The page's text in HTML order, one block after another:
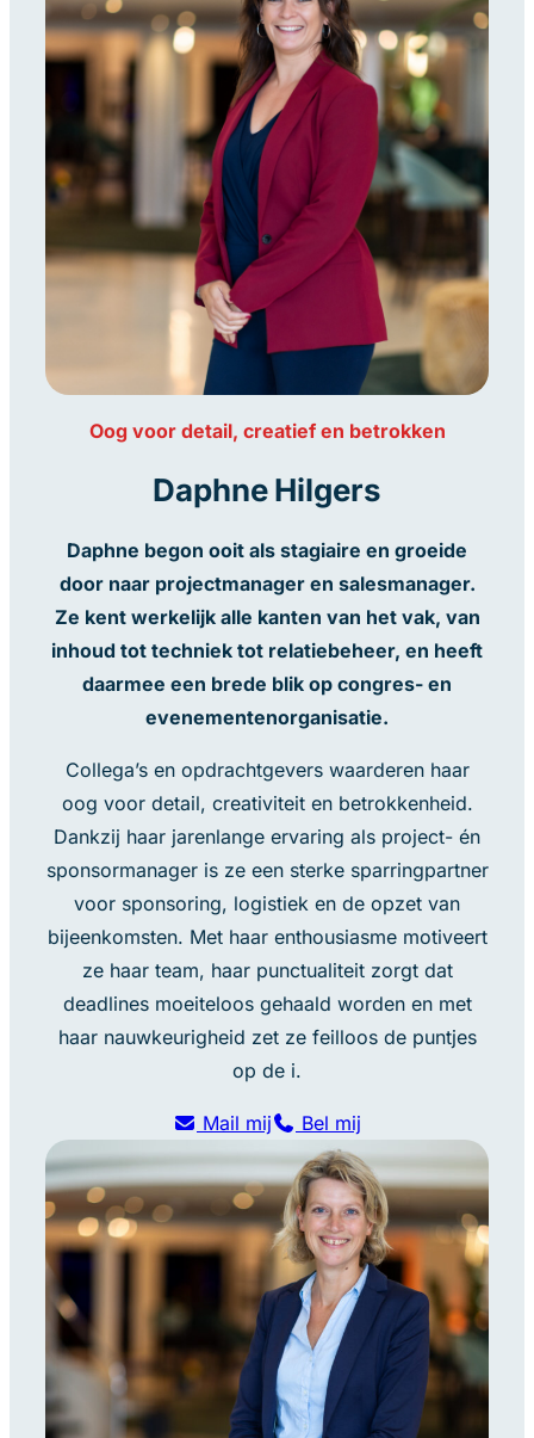
Oog voor detail, creatief en betrokken
Daphne Hilgers
Daphne begon ooit als stagiaire en groeide
door naar projectmanager en salesmanager.
Ze kent werkelijk alle kanten van het vak, van
inhoud tot techniek tot relatiebeheer, en heeft
daarmee een brede blik op congres- en
evenementenorganisatie.
Collega’s en opdrachtgevers waarderen haar
oog voor detail, creativiteit en betrokkenheid.
Dankzij haar jarenlange ervaring als project- én
sponsormanager is ze een sterke sparringpartner
voor sponsoring, logistiek en de opzet van
bijeenkomsten. Met haar enthousiasme motiveert
ze haar team, haar punctualiteit zorgt dat
deadlines moeiteloos gehaald worden en met
haar nauwkeurigheid zet ze feilloos de puntjes
op de i.
Mail mij Bel mij